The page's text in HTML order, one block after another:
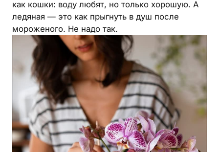
как кошки: воду любят, но только хорошую. А
ледяная — это как прыгнуть в душ после
мороженого. Не надо так.